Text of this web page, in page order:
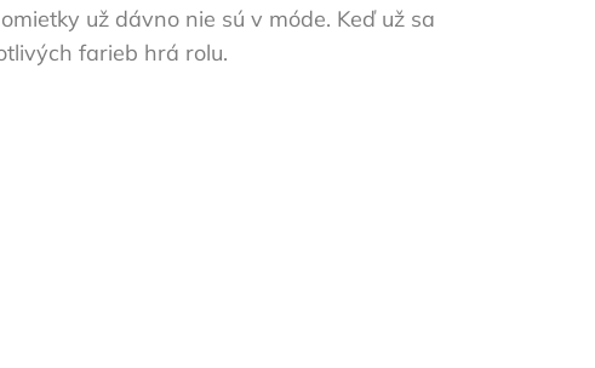
už dávno nie sú v móde. Keď už sa
farieb hrá rolu.